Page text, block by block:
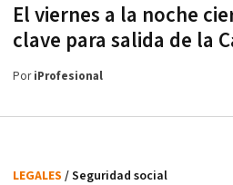
El viernes a la noche
clave para salida de la
PoriProfesional
LEGALES / Seguridad social